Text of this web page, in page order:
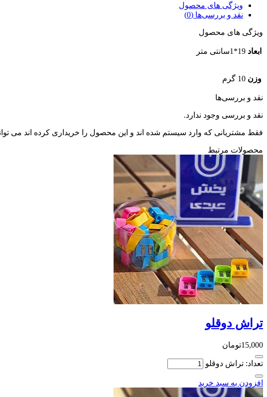
ویژگی های محصول
نقد و بررسی‌ها (0)
ویژگی های محصول
ابعاد 19*1سانتی متر
وزن 10 گرم
نقد و بررسی‌ها
نقد و بررسی وجود ندارد.
فقط مشتریانی که وارد سیستم شده اند و این محصول را خریداری کرده اند می
محصولات مرتبط
تراش دوقلو
15,000تومان
تعداد: تراش دوقلو
افزودن به سبد خرید